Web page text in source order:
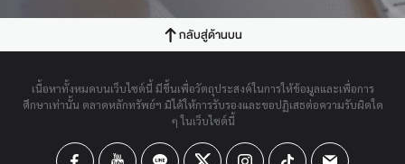
กลับสู่ด้านบน
เนื้อหาทั้งหมดบนเว็บไซต์นี้ มีขึ้นเพื่อวัตถุประสงค์ในการให้ข้อมูลและเพื่อการ
ศึกษาเท่านั้น ตลาดหลักทรัพย์ฯ มิได้ให้การรับรองและขอปฏิเสธต่อความรับผิดใด
ๆ ในเว็บไซต์นี้